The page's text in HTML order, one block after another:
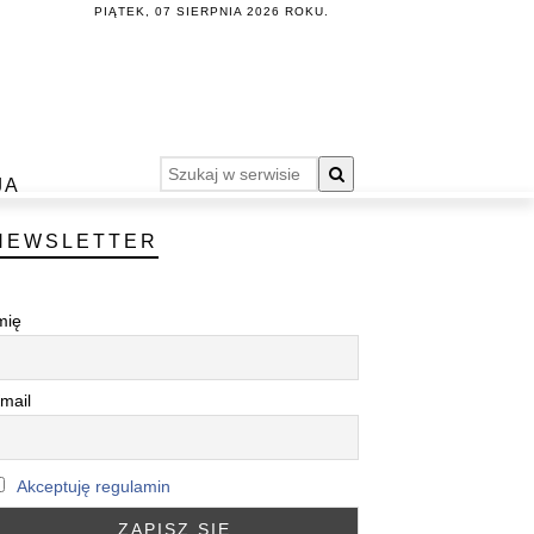
PIĄTEK, 07 SIERPNIA 2026 ROKU.
Akceptuję regulamin